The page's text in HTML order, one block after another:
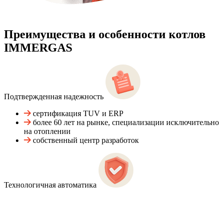
Преимущества и особенности котлов
IMMERGAS
Подтвержденная надежность
сертификация TUV и ERP
более 60 лет на рынке, специализации исключительно
на отоплении
собственный центр разработок
Технологичная автоматика